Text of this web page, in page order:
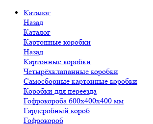
Каталог
Назад
Каталог
Картонные коробки
Назад
Картонные коробки
Четырёхклапанные коробки
Самосборные картонные коробки
Коробки для переезда
Гофрокороба 600х400х400 мм
Гардеробный короб
Гофрокороб